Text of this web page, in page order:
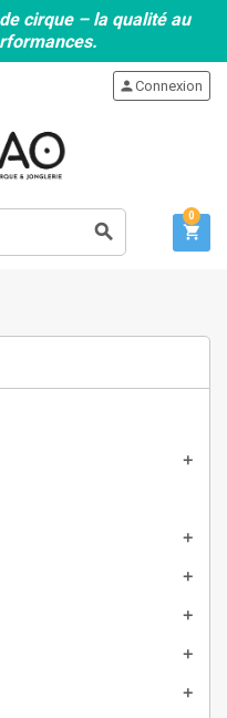
cirque – la qualité au
search
personConnexion
shopping_cart
0
add
add
add
add
add
add